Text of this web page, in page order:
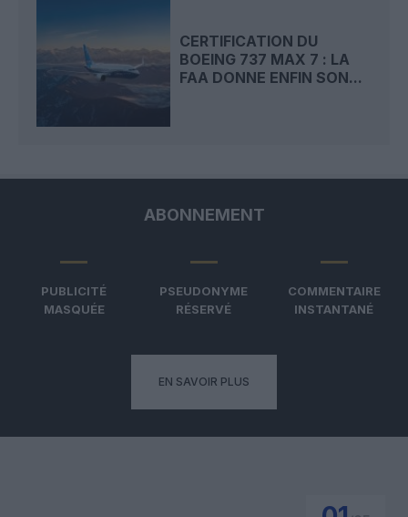
CERTIFICATION DU
BOEING 737 MAX 7 : LA
FAA DONNE ENFIN SON...
ABONNEMENT
PUBLICITÉ
MASQUÉE
PSEUDONYME
RÉSERVÉ
COMMENTAIRE
INSTANTANÉ
EN SAVOIR PLUS